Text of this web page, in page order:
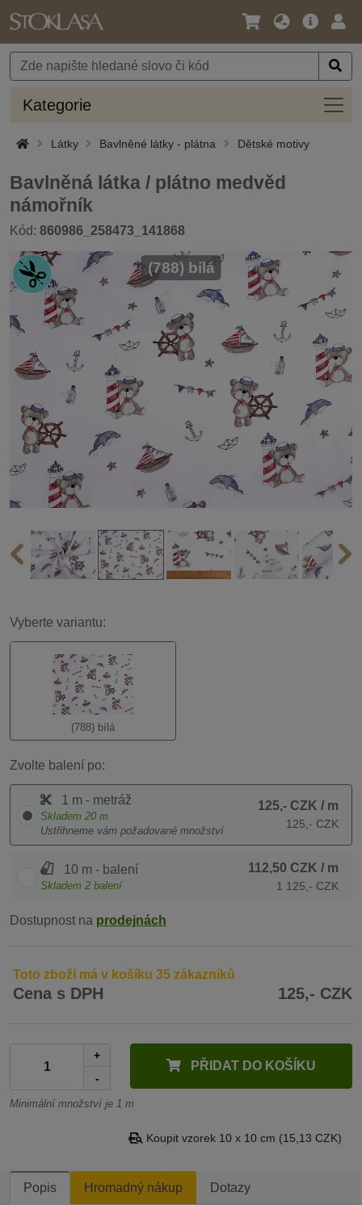
Jazyk
Měna
Hlavní
Kategorie
Látky Bavlněné látky - plátna Dětské motivy
Bavlněná látka / plátno medvěd
námořník
Kód: 860986_258473_141868
(788) bílá
Vyberte variantu:
(788) bílá
Zvolte balení po:
1 m - metráž
Skladem 20 m
Ustřihneme vám požadované množství
125,- CZK / m
125,- CZK
10 m - balení
Skladem 2 balení
112,50 CZK / m
1 125,- CZK
Dostupnost na prodejnách
Toto zboží má v košíku 35 zákazníků
Cena s DPH 125,- CZK
+
-
PŘIDAT DO KOŠÍKU
Minimální množství je 1 m
Koupit vzorek 10 x 10 cm (15,13 CZK)
Popis Hromadný nákup Dotazy